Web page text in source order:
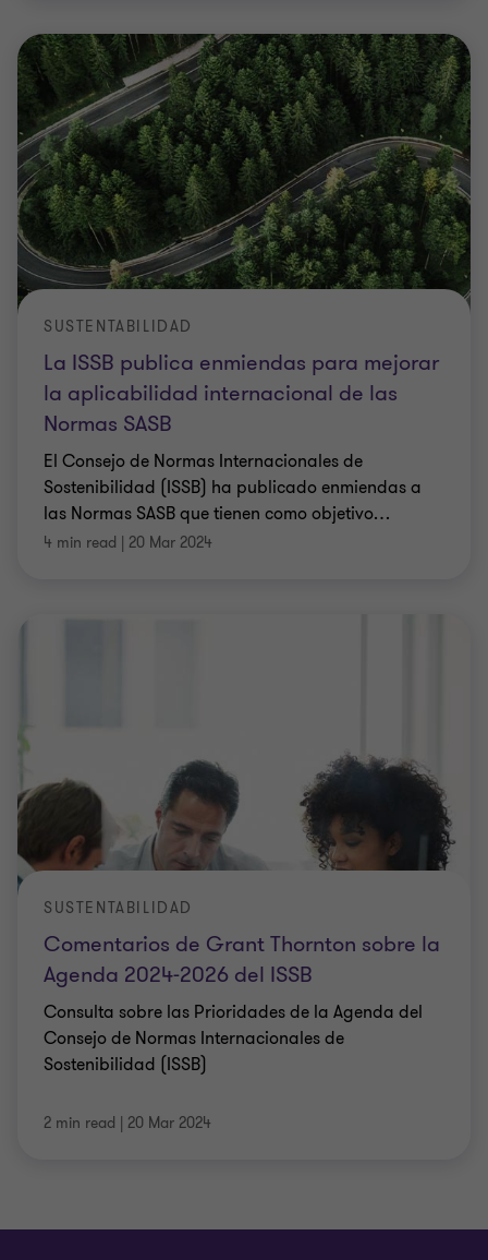
La ISSB publica enmiendas para mejorar
la aplicabilidad internacional de las
Normas SASB
SUSTENTABILIDAD
El Consejo de Normas Internacionales de
Sostenibilidad (ISSB) ha publicado enmiendas a
las Normas SASB que tienen como objetivo…
4 min read | 20 Mar 2024
Comentarios de Grant Thornton sobre la
Agenda 2024-2026 del ISSB
SUSTENTABILIDAD
Consulta sobre las Prioridades de la Agenda del
Consejo de Normas Internacionales de
Sostenibilidad (ISSB)
2 min read | 20 Mar 2024